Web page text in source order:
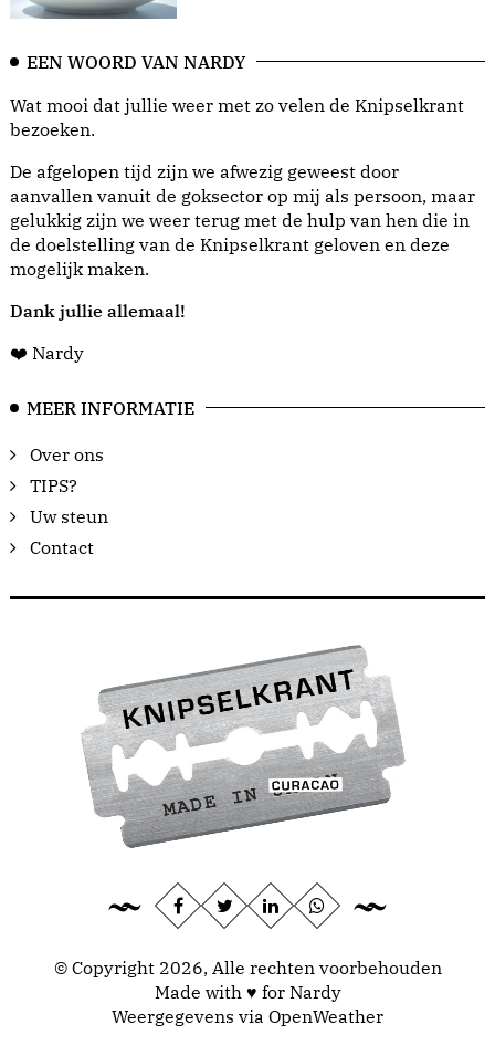
EEN WOORD VAN NARDY
Wat mooi dat jullie weer met zo velen de Knipselkrant
bezoeken.
De afgelopen tijd zijn we afwezig geweest door
aanvallen vanuit de goksector op mij als persoon, maar
gelukkig zijn we weer terug met de hulp van hen die in
de doelstelling van de Knipselkrant geloven en deze
mogelijk maken.
Dank jullie allemaal!
❤️ Nardy
MEER INFORMATIE
Over ons
TIPS?
Uw steun
Contact
© Copyright 2026, Alle rechten voorbehouden
Made with ♥ for Nardy
Weergegevens via OpenWeather